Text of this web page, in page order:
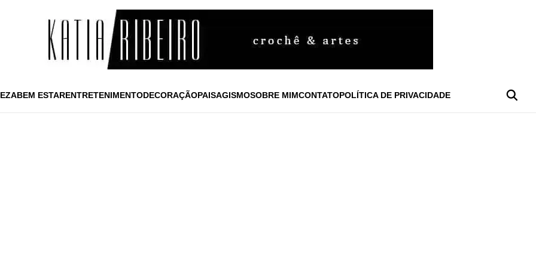
BEM ESTARENTRETENIMENTODECORAÇÃOPAISAGISMOSOBRE MIMCONTATOPOLÍTICA DE PRIVACIDADE